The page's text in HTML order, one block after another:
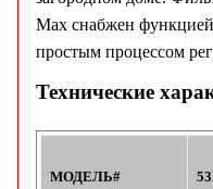
Max снабжен
простым процессом
Технические
МОДЕЛЬ#